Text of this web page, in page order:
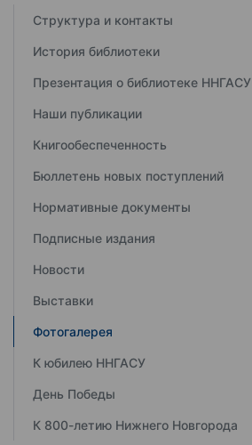
Структура и контакты
История библиотеки
Презентация о библиотеке ННГАСУ
Наши публикации
Книгообеспеченность
Бюллетень новых поступлений
Нормативные документы
Подписные издания
Новости
Выставки
Фотогалерея
К юбилею ННГАСУ
День Победы
К 800-летию Нижнего Новгорода